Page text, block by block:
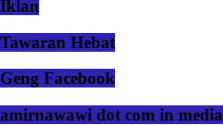
Iklan
Tawaran Hebat
Geng Facebook
amirnawawi dot com in media